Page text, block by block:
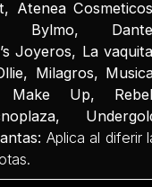
Atenea
Bylmo,
Joyeros, La
Milagros,
Make Up,
Aplica al diferir